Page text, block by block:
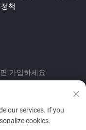
책
가입하세요
our services. If you
cookies.